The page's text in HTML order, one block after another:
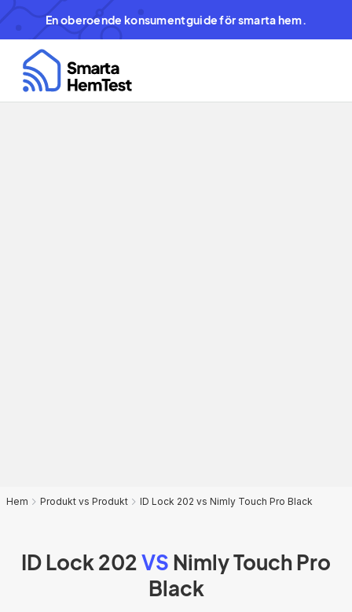
En oberoende konsumentguide för smarta hem.
Hem Produkt vs Produkt ID Lock 202 vs Nimly Touch Pro Black
ID Lock 202VS Nimly Touch Pro
Black